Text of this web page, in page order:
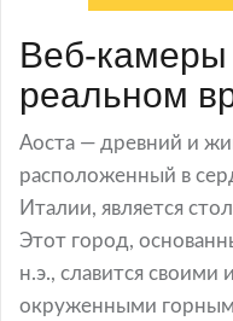
Веб-
реальном
Аоста — древний и
расположенный в
Италии, является
Этот город,
н.э., славится
окруженными